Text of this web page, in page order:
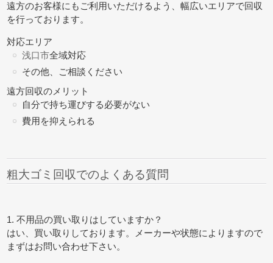
遠方のお客様にもご利用いただけるよう、幅広いエリアで回収
を行っております。
対応エリア
浅口市全域対応
その他、ご相談ください
遠方回収のメリット
自分で持ち運びする必要がない
費用を抑えられる
粗大ゴミ回収でのよくある質問
1. 不用品の買い取りはしていますか？
はい、買い取りしております。メーカーや状態によりますので
まずはお問い合わせ下さい。